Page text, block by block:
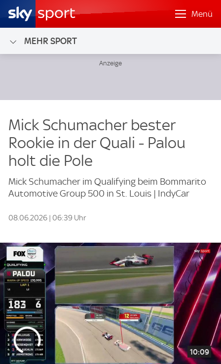
Menü
MEHR SPORT
Mick Schumacher bester
Rookie in der Quali - Palou
holt die Pole
Mick Schumacher im Qualifying beim Bommarito
Automotive Group 500 in St. Louis | IndyCar
08.06.2026 | 06:39 Uhr
10:09